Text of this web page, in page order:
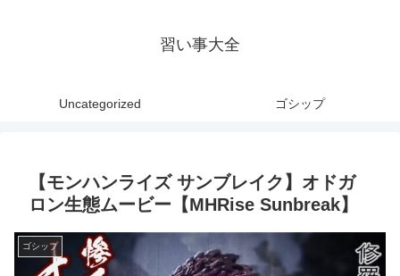
習い事大全
Uncategorized ゴシップ
【モンハンライズ サンブレイク】オドガ
ロン生態ムービー【MHRise Sunbreak】
ゴシップ